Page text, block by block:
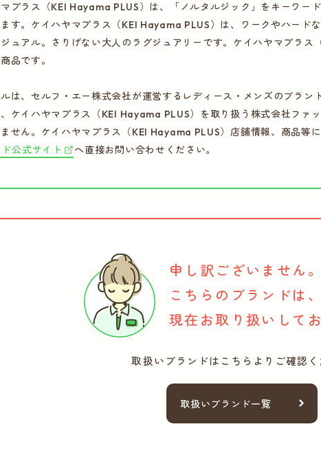
プラス（KEI Hayama PLUS）は、「ノルタルジック」をキーワー
す。ケイハヤマプラス（KEI Hayama PLUS）は、ワークやハード
ュアル。さりげない大人のラグジュアリーです。ケイハヤマプラ
品です。
は、セルフ・エー株式会社が運営するレディース・メンズのブラン
ケイハヤマプラス（KEI Hayama PLUS）を取り扱う株式会社ファ
せん。ケイハヤマプラス（KEI Hayama PLUS）店舗情報、商品等
公式サイト へ直接お問い合わせください。
申し訳ございません。
こちらのブランドは、
現在お取り扱いして
取扱いブランドは こちらよりご確認
取扱いブランド一覧